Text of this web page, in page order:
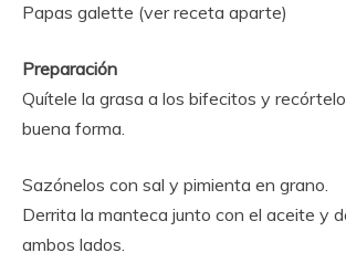
Papas galette (ver receta aparte)
Preparación
Quítele la grasa a los bifecitos y
buena forma.
Sazónelos con sal y pimienta en grano.
Derrita la manteca junto con el aceite y
ambos lados.